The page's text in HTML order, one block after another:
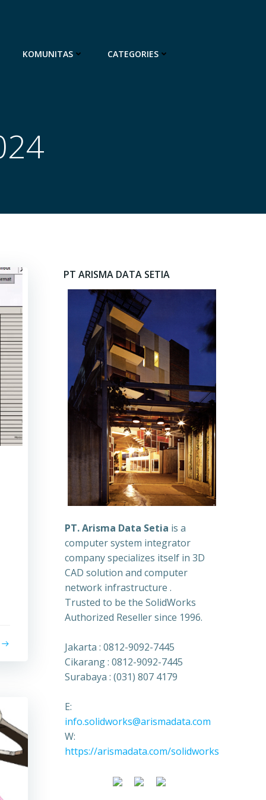
KOMUNITAS CATEGORIES
PT ARISMA DATA SETIA
PT. Arisma Data Setia is a
computer system integrator
company specializes itself in 3D
CAD solution and computer
network infrastructure .
Trusted to be the SolidWorks
Authorized Reseller since 1996.
Jakarta : 0812-9092-7445
Cikarang : 0812-9092-7445
Surabaya : (031) 807 4179
E:
info.solidworks@arismadata.com
W:
https://arismadata.com/solidworks